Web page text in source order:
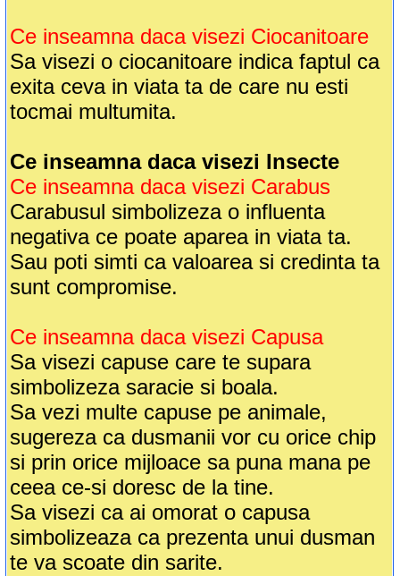
Ce inseamna daca visezi Ciocanitoare
Sa visezi o ciocanitoare indica faptul ca
exita ceva in viata ta de care nu esti
tocmai multumita.
Ce inseamna daca visezi Insecte
Ce inseamna daca visezi Carabus
Carabusul simbolizeza o influenta
negativa ce poate aparea in viata ta.
Sau poti simti ca valoarea si credinta ta
sunt compromise.
Ce inseamna daca visezi Capusa
Sa visezi capuse care te supara
simbolizeza saracie si boala.
Sa vezi multe capuse pe animale,
sugereza ca dusmanii vor cu orice chip
si prin orice mijloace sa puna mana pe
ceea ce-si doresc de la tine.
Sa visezi ca ai omorat o capusa
simbolizeaza ca prezenta unui dusman
te va scoate din sarite.